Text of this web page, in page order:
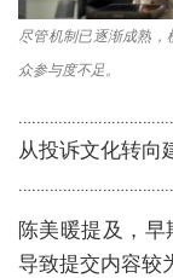
尽管机制已逐渐成熟
众参与度不足。
从投诉文化转向
陈美暖提及，早
导致提交内容较